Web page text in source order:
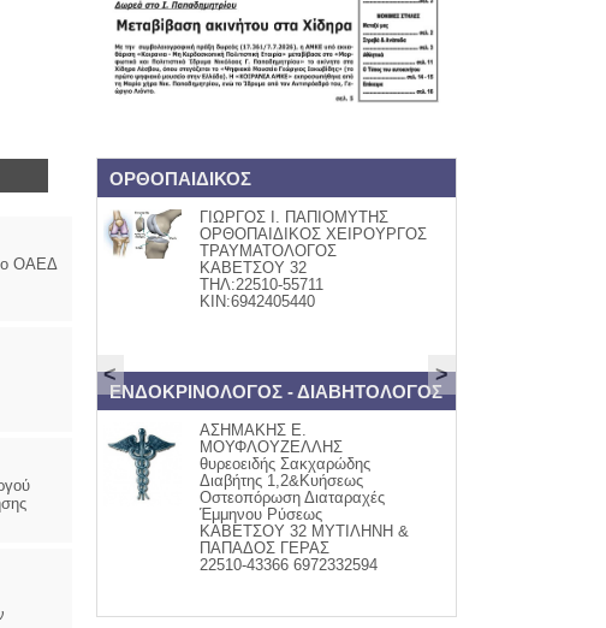
ο ΟΑΕΔ
>
<
ΟΡΘΟΠΑΙΔΙΚΟΣ
ΓΙΩΡΓΟΣ Ι. ΠΑΠΙΟΜΥΤΗΣ
ΟΡΘΟΠΑΙΔΙΚΟΣ ΧΕΙΡΟΥΡΓΟΣ
ΤΡΑΥΜΑΤΟΛΟΓΟΣ
ΚΑΒΕΤΣΟΥ 32
ΤΗΛ:22510-55711
ΚΙΝ:6942405440
ΕΝΔΟΚΡΙΝΟΛΟΓΟΣ - ΔΙΑΒΗΤΟΛΟΓΟΣ
ΑΣΗΜΑΚΗΣ Ε.
ΜΟΥΦΛΟΥΖΕΛΛΗΣ
θυρεοειδής Σακχαρώδης
Διαβήτης 1,2&Κυήσεως
Οστεοπόρωση Διαταραχές
Έμμηνου Ρύσεως
ΚΑΒΕΤΣΟΥ 32 ΜΥΤΙΛΗΝΗ &
ΠΑΠΑΔΟΣ ΓΕΡΑΣ
22510-43366 6972332594